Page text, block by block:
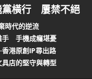
黨橫行 屢禁不絕
時代的逆流
手 手機成癮堪憂
港原創IP尋出路
店的堅守與轉型